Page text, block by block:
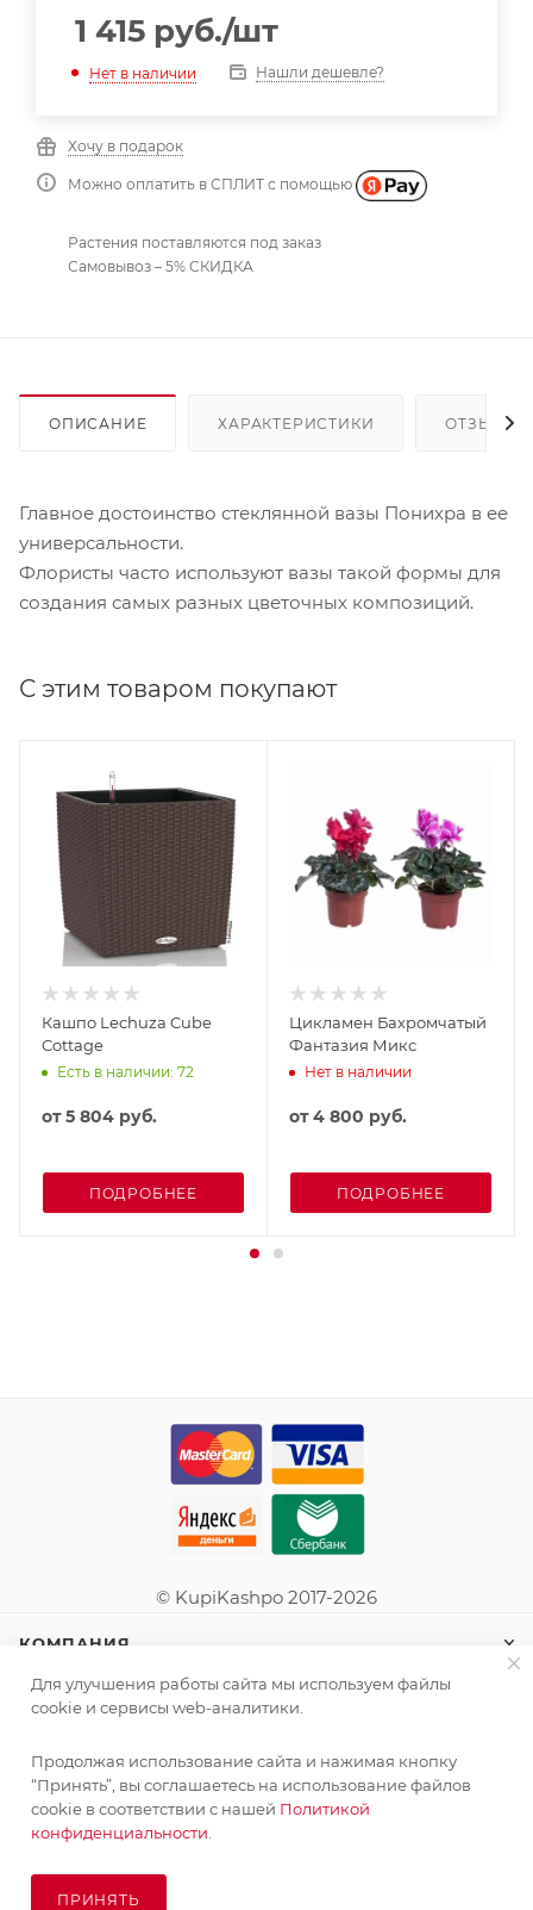
1 415 руб./шт
Нет в наличии Нашли дешевле?
Хочу в подарок
Можно оплатить в СПЛИТ с помощью
Растения поставляются под заказ
Самовывоз – 5% СКИДКА
ОПИСАНИЕ ХАРАКТЕРИСТИКИ ОТЗЫВЫ
Главное достоинство стеклянной вазы Понихра в ее
универсальности.
Флористы часто используют вазы такой формы для
создания самых разных цветочных композиций.
С этим товаром покупают
Кашпо Lechuza Cube
Cottage
Есть в наличии: 72
от5 804 руб.
ПОДРОБНЕЕ
Цикламен Бахромчатый
Фантазия Микс
Нет в наличии
от4 800 руб.
ПОДРОБНЕЕ
© KupiKashpo 2017-2026
КОМПАНИЯ
ИНФОРМАЦИЯ
ПОМОЩЬ
ПОДПИСАТЬСЯ НА РАССЫЛКУ
Для улучшения работы сайта мы используем файлы
cookie и сервисы web-аналитики.
Продолжая использование сайта и нажимая кнопку
“Принять”, вы соглашаетесь на использование файлов
cookie в соответствии с нашей Политикой
конфиденциальности.
ПРИНЯТЬ